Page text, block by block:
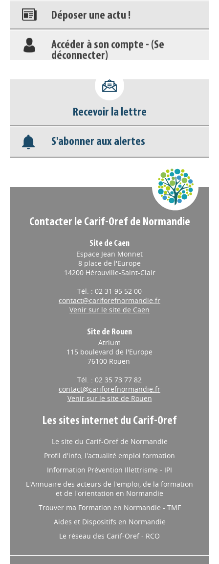
déconnecter)
Nos veilles Scoop.it
Appels à projets
Recevoir la lettre
S'abonner aux alertes
Contacter le Carif-Oref de Normandie
Site de Caen
Espace Jean Monnet
8 place de l'Europe
14200 Hérouville-Saint-Clair
Tél. : 02 31 95 52 00
contact@cariforefnormandie.fr
Venir sur le site de Caen
Site de Rouen
Atrium
115 boulevard de l'Europe
76100 Rouen
Tél. : 02 35 73 77 82
contact@cariforefnormandie.fr
Venir sur le site de Rouen
Les sites internet du Carif-Oref
Le site du Carif-Oref de Normandie
Profil d'info, l'actualité emploi formation
Information Prévention Illettrisme - IPI
L'Annuaire des acteurs de l'emploi, de la formation
et de l'orientation en Normandie
Trouver ma Formation en Normandie - TMF
Aides et Dispositifs en Normandie
Le réseau des Carif-Oref - RCO